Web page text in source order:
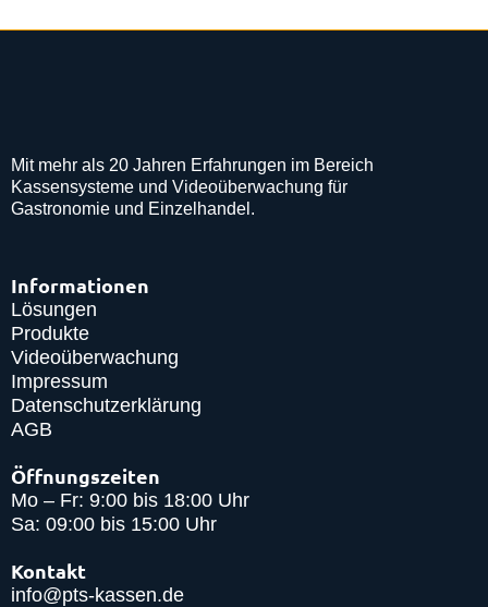
Mit mehr als 20 Jahren Erfahrungen im Bereich
Kassensysteme und Videoüberwachung für
Gastronomie und Einzelhandel.
Informationen
Lösungen
Produkte
Videoüberwachung
Impressum
Datenschutzerklärung
AGB
Öffnungszeiten
Mo – Fr: 9:00 bis 18:00 Uhr
Sa: 09:00 bis 15:00 Uhr
Kontakt
info@pts-kassen.de